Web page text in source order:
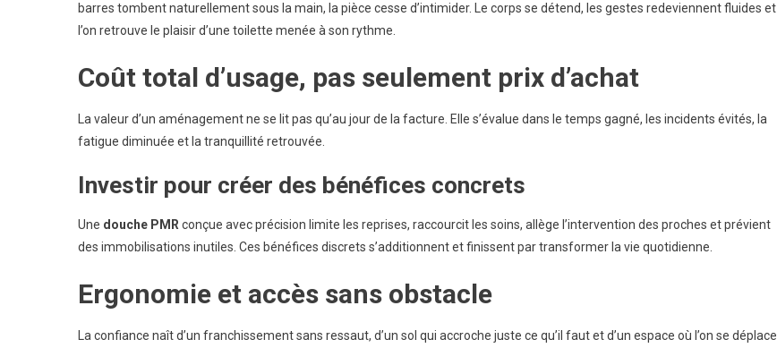
barres tombent naturellement sous la main, la pièce cesse d’intimider. Le corps se détend, les gestes redeviennent fluides et
l’on retrouve le plaisir d’une toilette menée à son rythme.
Coût total d’usage, pas seulement prix d’achat
La valeur d’un aménagement ne se lit pas qu’au jour de la facture. Elle s’évalue dans le temps gagné, les incidents évités, la
fatigue diminuée et la tranquillité retrouvée.
Investir pour créer des bénéfices concrets
Une douche PMRconçue avec précision limite les reprises, raccourcit les soins, allège l’intervention des proches et prévient
des immobilisations inutiles. Ces bénéfices discrets s’additionnent et finissent par transformer la vie quotidienne.
Ergonomie et accès sans obstacle
La confiance naît d’un franchissement sans ressaut, d’un sol qui accroche juste ce qu’il faut et d’un espace où l’on se déplace